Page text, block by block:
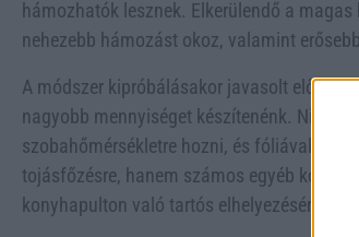
hámozhatók lesznek. Elkerülendő a
nehezebb hámozást okoz, valamint
A módszer kipróbálásakor javasolt
nagyobb mennyiséget készítenénk. Nincs
szobahőmérsékletre hozni, és fóliával való
tojásfőzésre, hanem számos egyéb
konyhapulton való tartós elhelyezésére.